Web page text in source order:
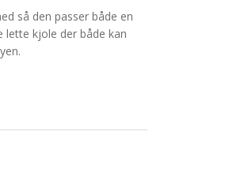
så den passer både en
lette kjole der både kan